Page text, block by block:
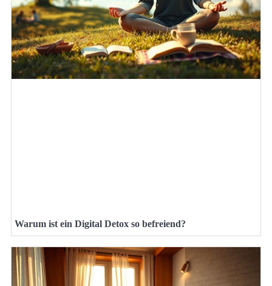
Warum ist ein Digital Detox so befreiend?